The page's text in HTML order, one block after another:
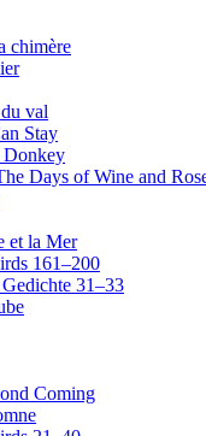
chimère
val
Stay
Donkey
Days of Wine and
et la Mer
161–200
31–33
Coming